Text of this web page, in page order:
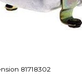
81718302